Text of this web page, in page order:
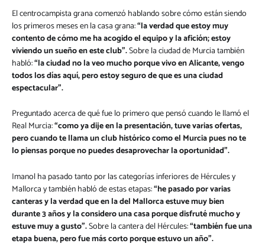
El centrocampista grana comenzó hablando sobre cómo están siendo
los primeros meses en la casa grana:“la verdad que estoy muy
contento de cómo me ha acogido el equipo y la afición; estoy
viviendo un sueño en este club”.Sobre la ciudad de Murcia también
habló:“la ciudad no la veo mucho porque vivo en Alicante, vengo
todos los días aquí, pero estoy seguro de que es una ciudad
espectacular”.
Preguntado acerca de qué fue lo primero que pensó cuando le llamó el
Real Murcia:“como ya dije en la presentación, tuve varias ofertas,
pero cuando te llama un club histórico como el Murcia pues no te
lo piensas porque no puedes desaprovechar la oportunidad”.
Imanol ha pasado tanto por las categorías inferiores de Hércules y
Mallorca y también habló de estas etapas:“he pasado por varias
canteras y la verdad que en la del Mallorca estuve muy bien
durante 3 años y la considero una casa porque disfruté mucho y
estuve muy a gusto”.Sobre la cantera del Hércules:“también fue una
etapa buena, pero fue más corto porque estuvo un año”.